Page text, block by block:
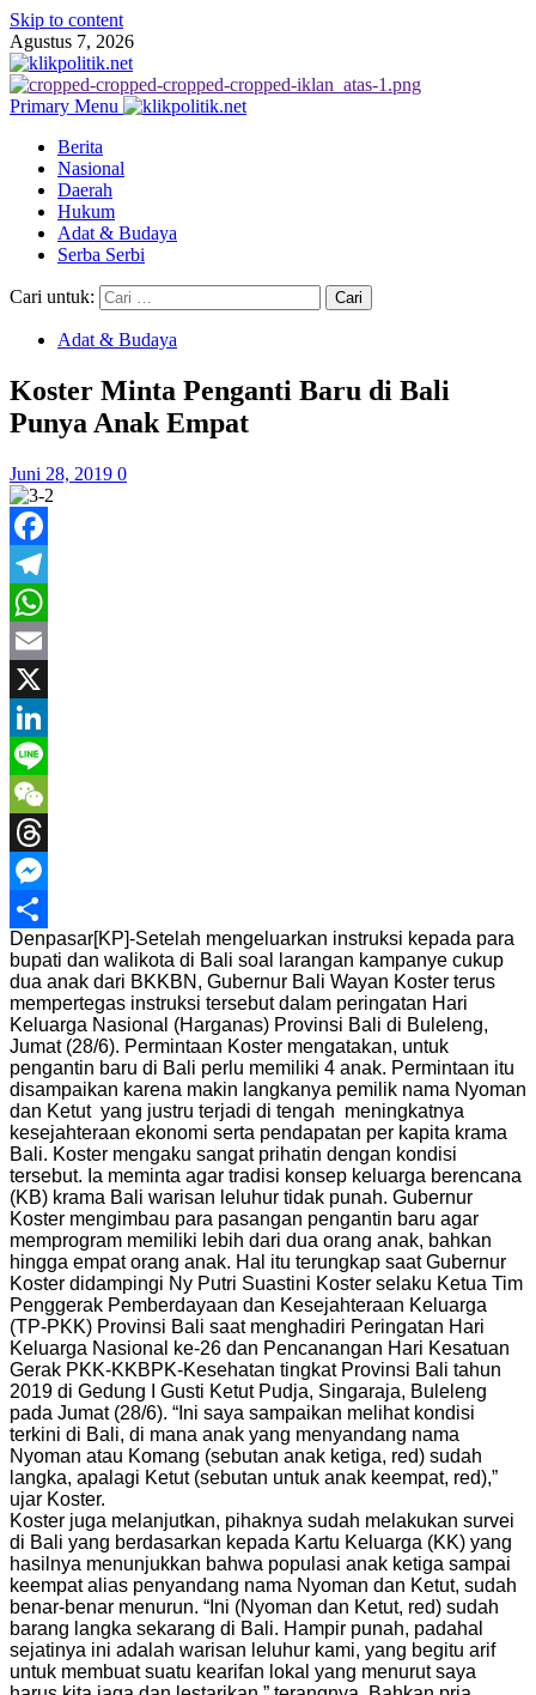
Skip to content
Agustus 7, 2026
Primary Menu
Berita
Nasional
Daerah
Hukum
Adat & Budaya
Serba Serbi
Cari untuk:
Adat & Budaya
Koster Minta Penganti Baru di Bali
Punya Anak Empat
Juni 28, 2019 0
Facebook
Telegram
WhatsApp
Email
X
LinkedIn
Line
WeChat
Threads
Messenger
Share
Denpasar[KP]-Setelah mengeluarkan instruksi kepada para
bupati dan walikota di Bali soal larangan kampanye cukup
dua anak dari BKKBN, Gubernur Bali Wayan Koster terus
mempertegas instruksi tersebut dalam peringatan Hari
Keluarga Nasional (Harganas) Provinsi Bali di Buleleng,
Jumat (28/6). Permintaan Koster mengatakan, untuk
pengantin baru di Bali perlu memiliki 4 anak. Permintaan itu
disampaikan karena makin langkanya pemilik nama Nyoman
dan Ketut yang justru terjadi di tengah meningkatnya
kesejahteraan ekonomi serta pendapatan per kapita krama
Bali. Koster mengaku sangat prihatin dengan kondisi
tersebut. Ia meminta agar tradisi konsep keluarga berencana
(KB) krama Bali warisan leluhur tidak punah. Gubernur
Koster mengimbau para pasangan pengantin baru agar
memprogram memiliki lebih dari dua orang anak, bahkan
hingga empat orang anak. Hal itu terungkap saat Gubernur
Koster didampingi Ny Putri Suastini Koster selaku Ketua Tim
Penggerak Pemberdayaan dan Kesejahteraan Keluarga
(TP-PKK) Provinsi Bali saat menghadiri Peringatan Hari
Keluarga Nasional ke-26 dan Pencanangan Hari Kesatuan
Gerak PKK-KKBPK-Kesehatan tingkat Provinsi Bali tahun
2019 di Gedung I Gusti Ketut Pudja, Singaraja, Buleleng
pada Jumat (28/6). “Ini saya sampaikan melihat kondisi
terkini di Bali, di mana anak yang menyandang nama
Nyoman atau Komang (sebutan anak ketiga, red) sudah
langka, apalagi Ketut (sebutan untuk anak keempat, red),”
ujar Koster.
Koster juga melanjutkan, pihaknya sudah melakukan survei
di Bali yang berdasarkan kepada Kartu Keluarga (KK) yang
hasilnya menunjukkan bahwa populasi anak ketiga sampai
keempat alias penyandang nama Nyoman dan Ketut, sudah
benar-benar menurun. “Ini (Nyoman dan Ketut, red) sudah
barang langka sekarang di Bali. Hampir punah, padahal
sejatinya ini adalah warisan leluhur kami, yang begitu arif
untuk membuat suatu kearifan lokal yang menurut saya